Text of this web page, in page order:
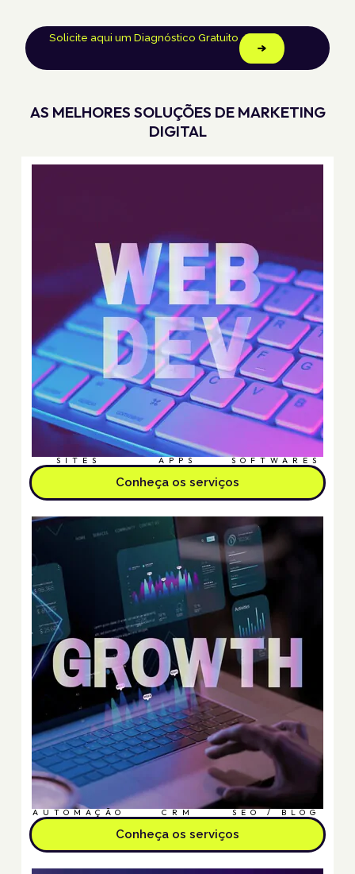
Solicite aqui um Diagnóstico Gratuito
AS MELHORES SOLUÇÕES DE MARKETING
DIGITAL
SITES APPS SOFTWARES
Conheça os serviços
AUTOMAÇÃO CRM SEO / BLOG
Conheça os serviços